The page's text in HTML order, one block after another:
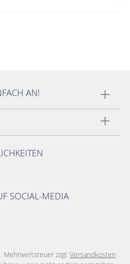
AN!
SOCIAL-MEDIA
Mehrwertsteuer zzgl. Versandkosten